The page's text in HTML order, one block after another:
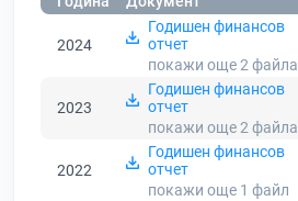
2024
Годишен финансов
отчет
покажи още 2файла
2023
Годишен финансов
отчет
покажи още 2файла
2022
Годишен финансов
отчет
покажи още 1 файл